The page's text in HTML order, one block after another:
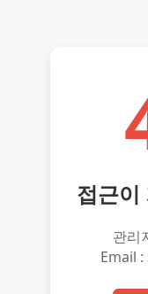
접근이
관리
Email